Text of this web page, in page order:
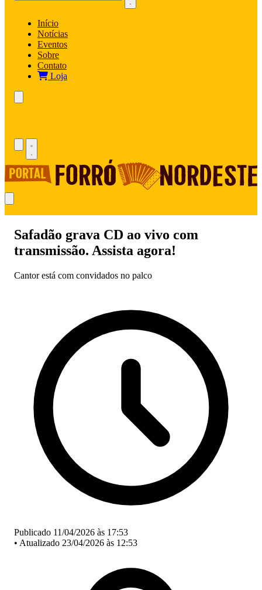
Início
Notícias
Eventos
Sobre
Contato
Loja
Safadão grava CD ao vivo com
transmissão. Assista agora!
Cantor está com convidados no palco
Publicado 11/04/2026 às 17:53
• Atualizado 23/04/2026 às 12:53